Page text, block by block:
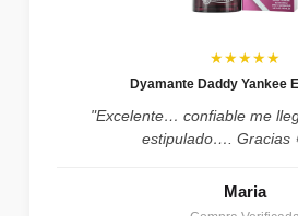
★★★★★
Dyamante Daddy Yankee
"Excelente… confiable me
estipulado…. Gracias
Maria